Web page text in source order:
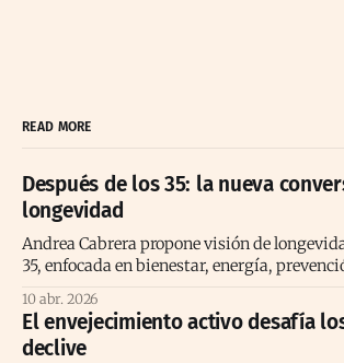
READ MORE
Después de los 35: la nueva
longevidad
Andrea Cabrera propone visión de
35, enfocada en bienestar, energía,
vida consciente
10 abr. 2026
El envejecimiento activo desafía
declive